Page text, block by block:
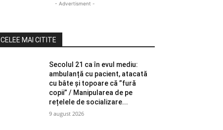
- Advertisment -
CELEE MAI CITITE
Secolul 21 ca în evul mediu:
ambulanță cu pacient, atacată
cu bâte și topoare că ”fură
copii” / Manipularea de pe
rețelele de socializare...
9 august 2026